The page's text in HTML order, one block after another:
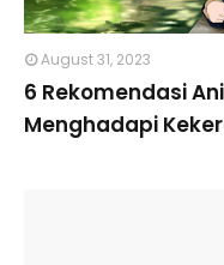
August 31, 2023
6 Rekomendasi
Menghadapi